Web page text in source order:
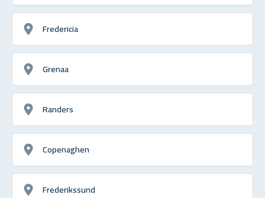
Fredericia
Grenaa
Randers
Copenaghen
Frederikssund